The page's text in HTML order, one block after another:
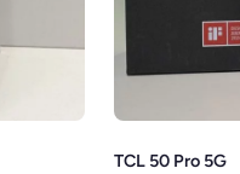
TCL 50 Pro 5G